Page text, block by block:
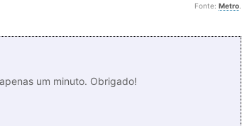
Fonte: Metro
um minuto. Obrigado!